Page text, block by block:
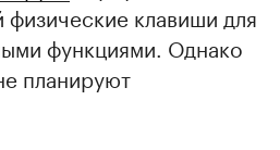
клавиши для
функциями. Однако
планируют